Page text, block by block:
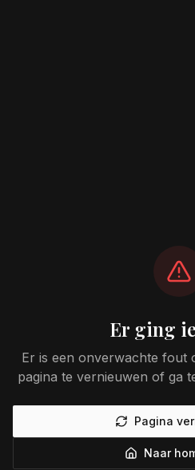
Er ging
Er is een onverwachte fout
pagina te vernieuwen of ga
Pagina
Naar